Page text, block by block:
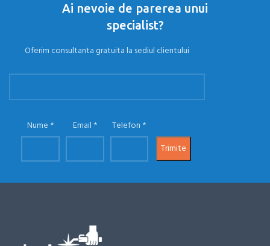
Ai nevoie de parerea unui
specialist?
Oferim consultanta gratuita la sediul clientului
Nume Email Telefon